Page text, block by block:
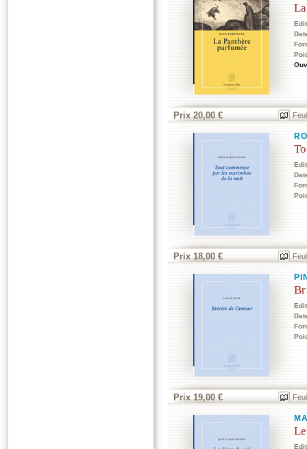
Prix 20,00 €
Prix 18,00 €
Prix 19,00 €